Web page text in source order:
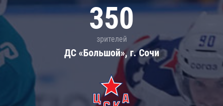
350
зрителей
ДС «Большой», г. Сочи